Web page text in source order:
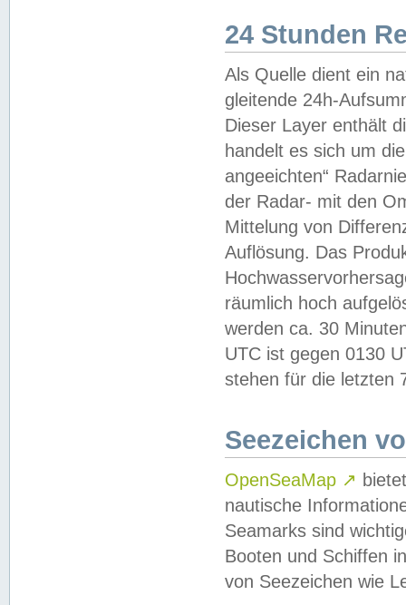
24 Stunden
Als Quelle dient ein
gleitende 24h-
Dieser Layer enthält
handelt es sich um
angeeichten“
der Radar- mit den
Mittelung von
Auflösung. Das
räumlich hoch
werden ca. 30
UTC ist gegen 0130
stehen für die letzten
Seezeichen
OpenSeaMap ↗
nautische
Seamarks sind
Booten und Schiffen
von Seezeichen wie